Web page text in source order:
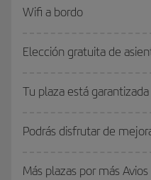
Wifi a bordo
Elección gratuita de
Tu plaza está garantizada
Podrás disfrutar de
Más plazas por más Avios